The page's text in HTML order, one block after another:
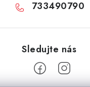
733490790